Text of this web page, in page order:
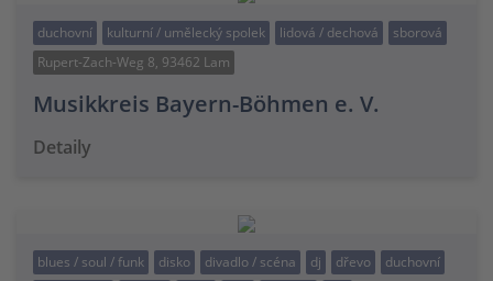
duchovní kulturní / umělecký spolek lidová / dechová
sborová
Rupert-Zach-Weg 8, 93462 Lam
Musikkreis Bayern-Böhmen e. V.
Detaily
blues / soul / funk disko divadlo / scéna dj dřevo
duchovní